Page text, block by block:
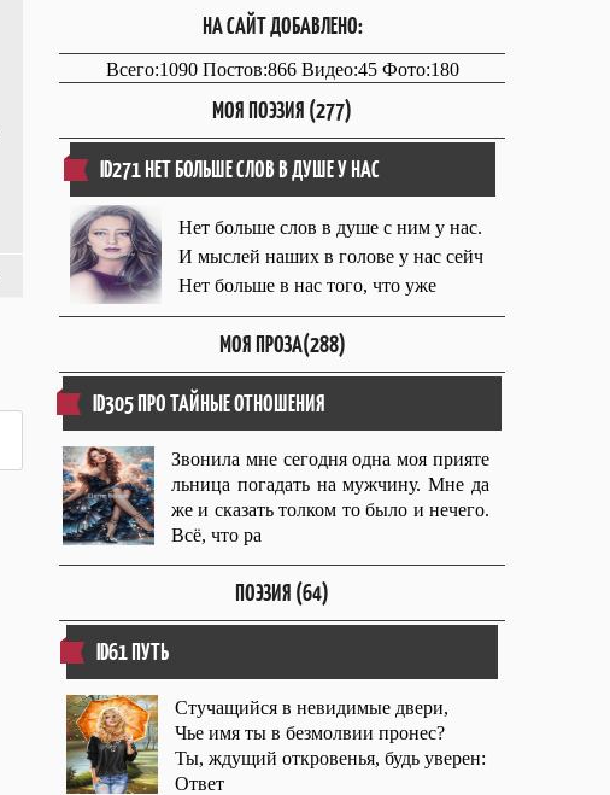
НА САЙТ ДОБАВЛЕНО:
Всего:1090 Постов:866 Видео:45 Фото:180
МОЯ ПОЭЗИЯ (277)
ID271 НЕТ БОЛЬШЕ СЛОВ В ДУШЕ У НАС
Нет больше слов в душе с ним у нас.
И мыслей наших в голове у нас сейч
Нет больше в нас того, что уже
МОЯ ПРОЗА(288)
ID305 ПРО ТАЙНЫЕ ОТНОШЕНИЯ
Звонила мне сегодня одна моя прияте
льница погадать на мужчину. Мне да
же и сказать толком то было и нечего.
Всë, что ра
ПОЭЗИЯ (64)
ID61 ПУТЬ
Стучащийся в невидимые двери,
Чье имя ты в безмолвии пронес?
Ты, ждущий откровенья, будь уверен:
Ответ